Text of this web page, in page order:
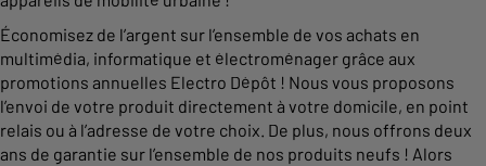
Économisez de l’argent sur l’ensemble de vos achats en
multimédia, informatique et électroménager grâce aux
promotions annuelles Electro Dépôt ! Nous vous proposons
l’envoi de votre produit directement à votre domicile, en point
relais ou à l’adresse de votre choix. De plus, nous offrons deux
ans de garantie sur l’ensemble de nos produits neufs ! Alors